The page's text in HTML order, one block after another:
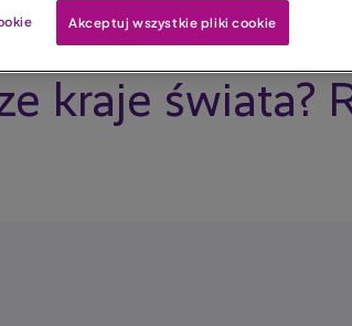
kraje świata?
Akceptuj wszystkie pliki cookie